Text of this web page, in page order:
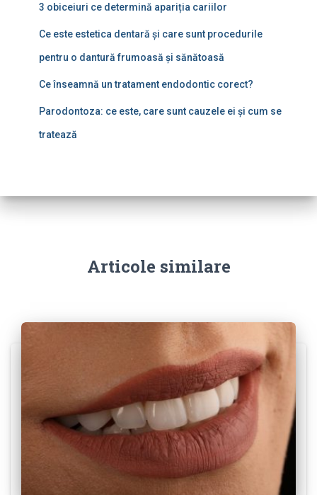
3 obiceiuri ce determină apariția cariilor
Ce este estetica dentară și care sunt procedurile
pentru o dantură frumoasă și sănătoasă
Ce înseamnă un tratament endodontic corect?
Parodontoza: ce este, care sunt cauzele ei și cum se
tratează
Articole similare